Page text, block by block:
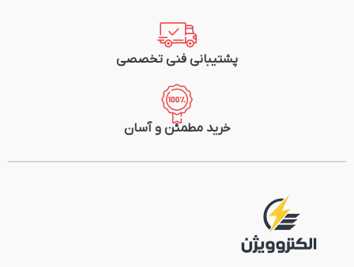
پشتیبانی فنی تخصصی
خرید مطمئن و آسان